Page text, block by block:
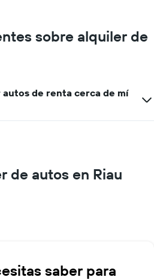
sobre alquiler de
de renta cerca de mí
de autos en Riau
saber para